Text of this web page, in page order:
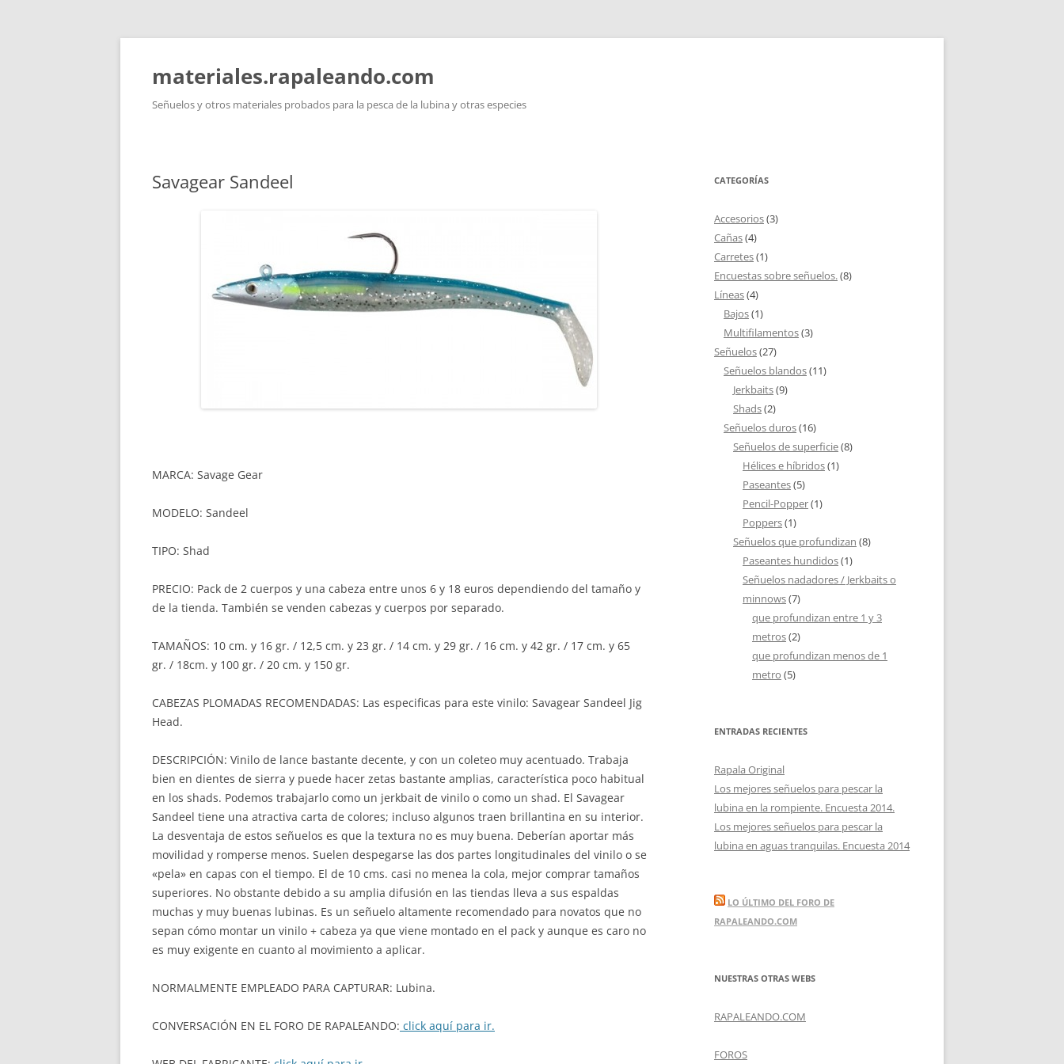
Saltar
materiales.rapaleando.com
Señuelos y otros materiales probados para la pesca de la lubina y otras especies
Savagear Sandeel
MARCA: Savage Gear
MODELO: Sandeel
TIPO: Shad
PRECIO: Pack de 2 cuerpos y una cabeza entre unos 6 y 18 euros dependiendo del tamaño y
de la tienda. También se venden cabezas y cuerpos por separado.
TAMAÑOS: 10 cm. y 16 gr. / 12,5 cm. y 23 gr. / 14 cm. y 29 gr. / 16 cm. y 42 gr. / 17 cm. y 65
gr. / 18cm. y 100 gr. / 20 cm. y 150 gr.
CABEZAS PLOMADAS RECOMENDADAS: Las especificas para este vinilo: Savagear Sandeel Jig
Head.
DESCRIPCIÓN: Vinilo de lance bastante decente, y con un coleteo muy acentuado. Trabaja
bien en dientes de sierra y puede hacer zetas bastante amplias, característica poco habitual
en los shads. Podemos trabajarlo como un jerkbait de vinilo o como un shad. El Savagear
Sandeel tiene una atractiva carta de colores; incluso algunos traen brillantina en su interior.
La desventaja de estos señuelos es que la textura no es muy buena. Deberían aportar más
movilidad y romperse menos. Suelen despegarse las dos partes longitudinales del vinilo o se
«pela» en capas con el tiempo. El de 10 cms. casi no menea la cola, mejor comprar tamaños
superiores. No obstante debido a su amplia difusión en las tiendas lleva a sus espaldas
muchas y muy buenas lubinas. Es un señuelo altamente recomendado para novatos que no
sepan cómo montar un vinilo + cabeza ya que viene montado en el pack y aunque es caro no
es muy exigente en cuanto al movimiento a aplicar.
NORMALMENTE EMPLEADO PARA CAPTURAR: Lubina.
CONVERSACIÓN EN EL FORO DE RAPALEANDO: click aquí para ir.
CATEGORÍAS
Accesorios(3)
Cañas(4)
Carretes(1)
Encuestas sobre señuelos.(8)
Líneas(4)
Bajos(1)
Multifilamentos(3)
Señuelos(27)
Señuelos blandos(11)
Jerkbaits(9)
Shads(2)
Señuelos duros(16)
Señuelos de superficie(8)
Hélices e híbridos(1)
Paseantes(5)
Pencil-Popper(1)
Poppers(1)
Señuelos que profundizan (8)
Paseantes hundidos(1)
Señuelos nadadores / Jerkbaits o
minnows(7)
que profundizan entre 1 y 3
metros(2)
que profundizan menos de 1
metro (5)
ENTRADAS RECIENTES
Rapala Original
Los mejores señuelos para pescar la
lubina en la rompiente. Encuesta 2014.
Los mejores señuelos para pescar la
lubina en aguas tranquilas. Encuesta 2014
LO ÚLTIMO DEL FORO DE
RAPALEANDO.COM
NUESTRAS OTRAS WEBS
RAPALEANDO.COM
FOROS